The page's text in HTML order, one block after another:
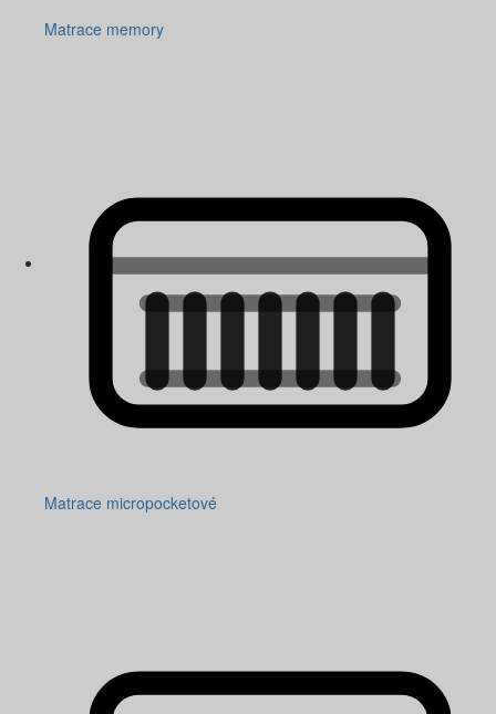
Matrace memory
Matrace micropocketové